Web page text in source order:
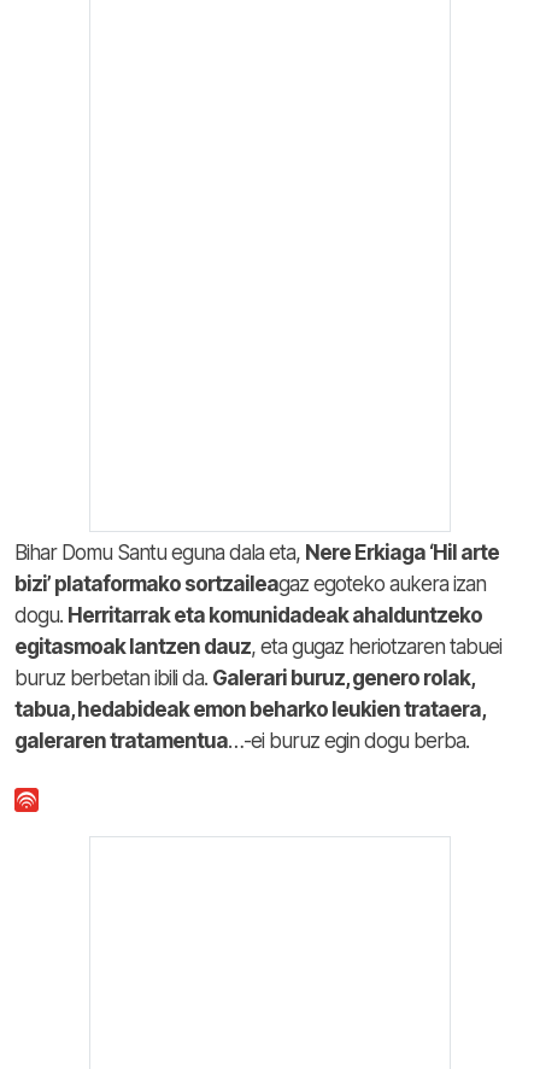
Bihar Domu Santu eguna dala eta, Nere Erkiaga ‘Hil arte
bizi’ plataformako sortzaileagaz egoteko aukera izan
dogu. Herritarrak eta komunidadeak ahalduntzeko
egitasmoak lantzen dauz, eta gugaz heriotzaren tabuei
buruz berbetan ibili da. Galerari buruz, genero rolak,
tabua, hedabideak emon beharko leukien trataera,
galeraren tratamentua…-ei buruz egin dogu berba.